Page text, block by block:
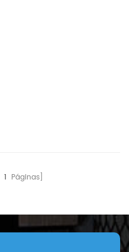
1 Páginas]